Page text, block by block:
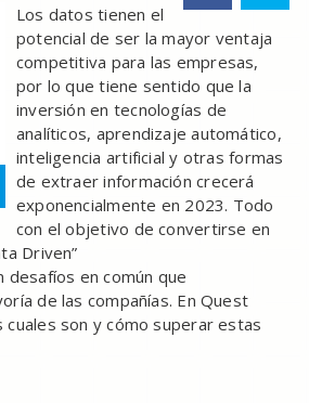
Los datos tienen el
potencial de ser la mayor ventaja
competitiva para las empresas,
por lo que tiene sentido que la
inversión en tecnologías de
analíticos, aprendizaje automático,
inteligencia artificial y otras formas
de extraer información crecerá
exponencialmente en 2023. Todo
con el objetivo de convertirse en
Driven”
desafíos en común que
de las compañías. En Quest
son y cómo superar estas